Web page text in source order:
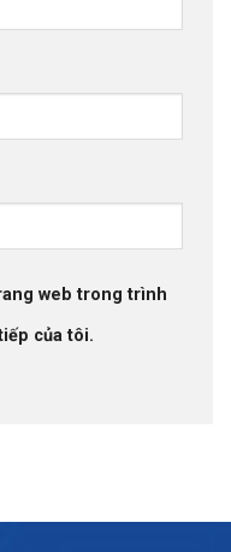
web trong trình
của tôi.